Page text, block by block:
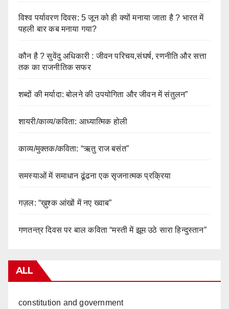
विश्व पर्यावरण दिवस: 5 जून को ही क्यों मनाया जाता है ? भारत में
पहली बार कब मनाया गया?
कौन है ? सुवेंदु अधिकारी : जीवन परिचय,संघर्ष, रणनीति और सत्ता
तक का राजनीतिक सफर
शब्दों की मर्यादा: बोलने की उपयोगिता और जीवन में संतुलन”
शायरी/काव्य/कविता: आध्यात्मिक होली
काव्य/मुक्तक/कविता: “ऋतु राज बसंत”
समस्याओं में समाधान ढूंढना एक सृजनात्मक प्रक्रिया
गज़ल: “ख़ुश्क आंखों में नए ख्वाब”
गणतन्त्र दिवस पर बाल कविता “मस्ती में झूम उठे सारा हिन्दुस्तान”
ALL
constitution and government